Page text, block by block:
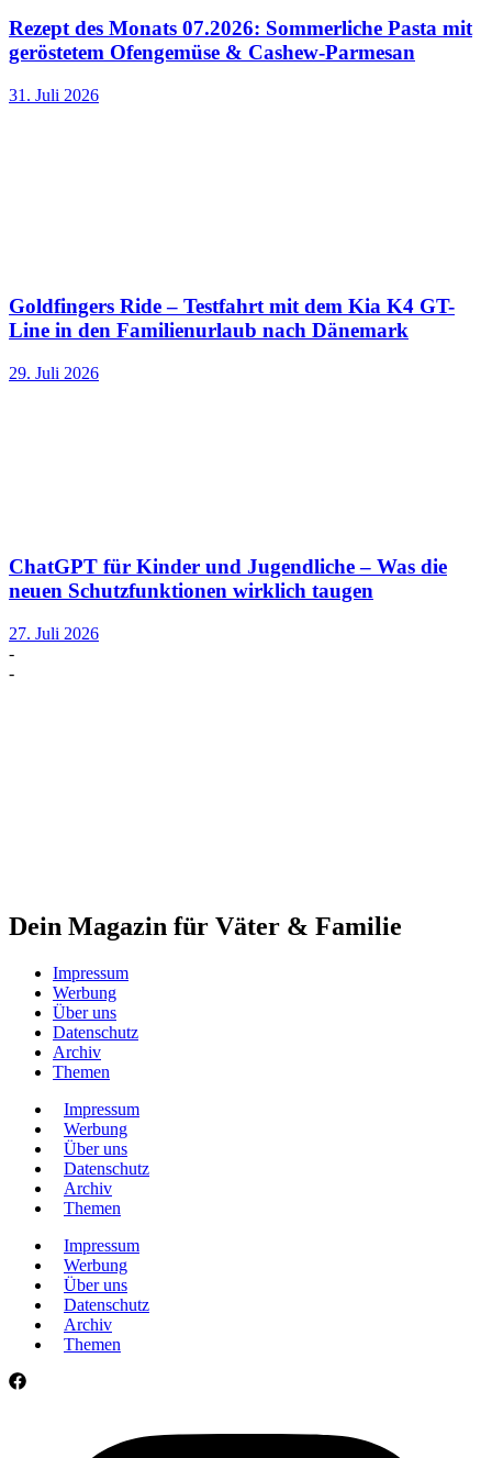
Rezept des Monats 07.2026: Sommerliche Pasta mit
geröstetem Ofengemüse & Cashew-Parmesan
31. Juli 2026
Goldfingers Ride – Testfahrt mit dem Kia K4 GT-
Line in den Familienurlaub nach Dänemark
29. Juli 2026
ChatGPT für Kinder und Jugendliche – Was die
neuen Schutzfunktionen wirklich taugen
27. Juli 2026
-
-
Dein Magazin für Väter & Familie
Impressum
Werbung
Über uns
Datenschutz
Archiv
Themen
Impressum
Werbung
Über uns
Datenschutz
Archiv
Themen
Impressum
Werbung
Über uns
Datenschutz
Archiv
Themen